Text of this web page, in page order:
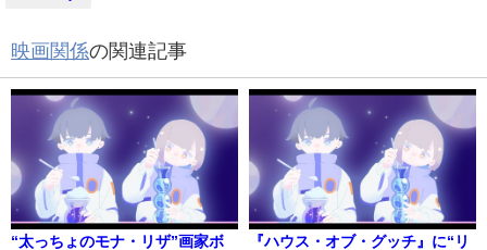
映画関係の関連記事
“太っちょのモナ・リザ”画家ボ
『ハウス・オブ・グッチ』に“リ